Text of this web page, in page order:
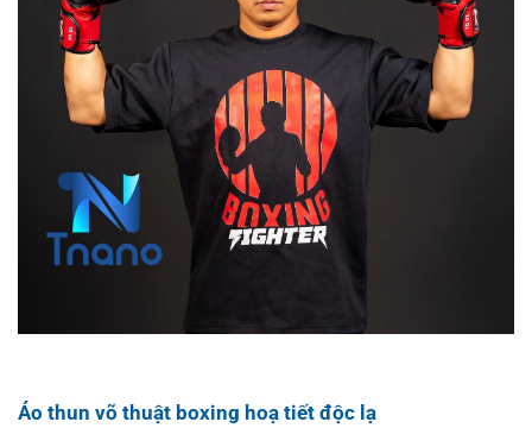
Áo thun võ thuật boxing hoạ tiết độc lạ